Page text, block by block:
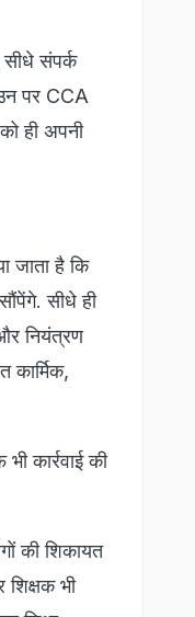
सीधे संपर्क
पर CCA
ही अपनी
जाता है कि
सीधे ही
नियंत्रण
कार्मिक,
कार्रवाई की
की शिकायत
शिक्षक भी